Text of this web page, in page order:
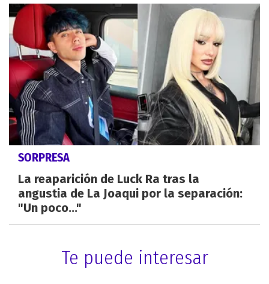
SORPRESA
La reaparición de Luck Ra tras la
angustia de La Joaqui por la separación:
"Un poco..."
Te puede interesar